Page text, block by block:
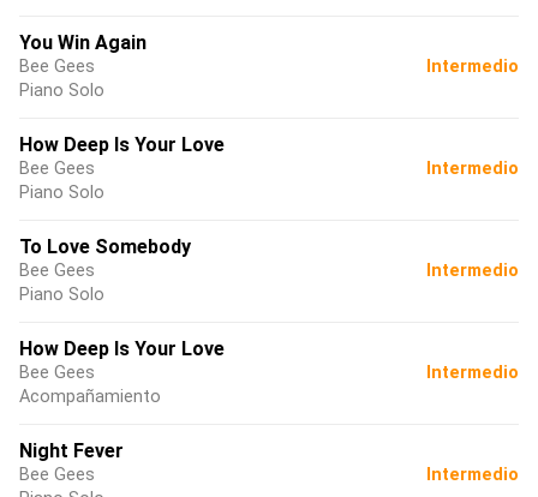
You Win Again
Bee Gees
Piano Solo
Intermedio
How Deep Is Your Love
Bee Gees
Piano Solo
Intermedio
To Love Somebody
Bee Gees
Piano Solo
Intermedio
How Deep Is Your Love
Bee Gees
Acompañamiento
Intermedio
Night Fever
Bee Gees
Intermedio